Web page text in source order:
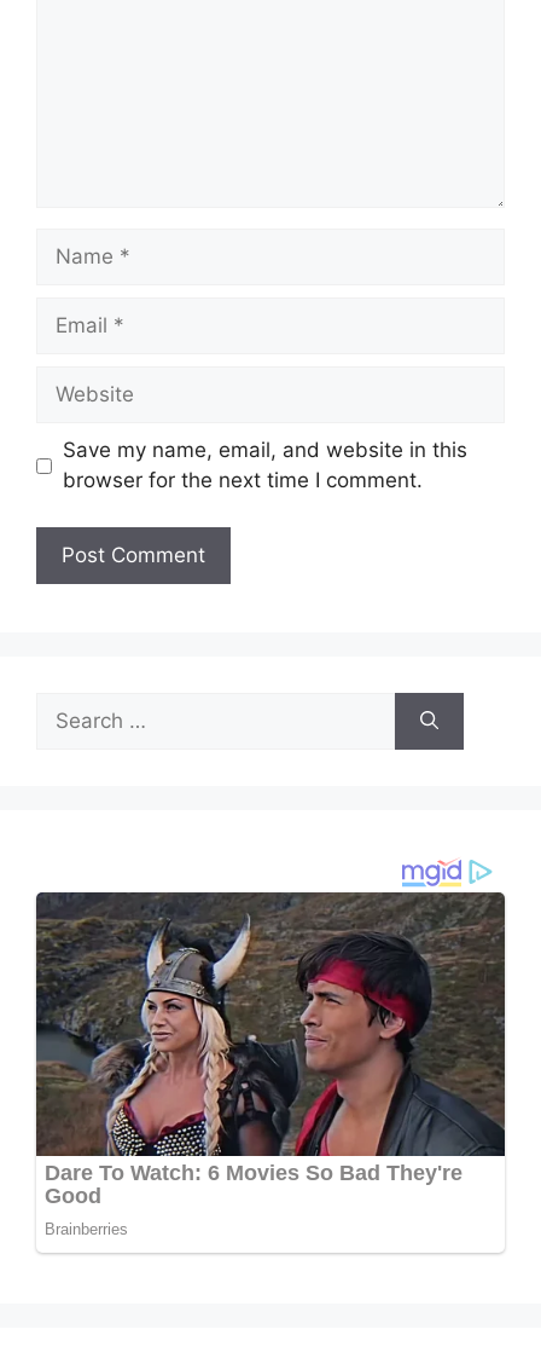
Name
Email
Website
Save my name, email, and website in this
browser for the next time I comment.
for: